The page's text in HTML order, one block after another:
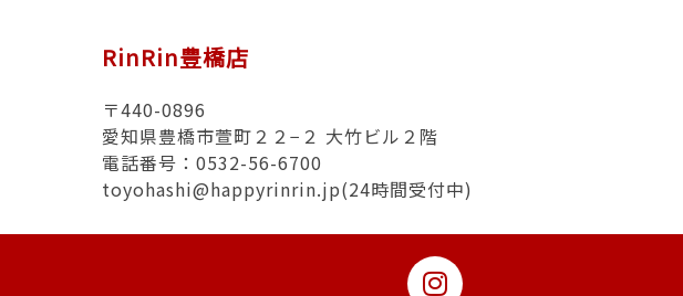
RinRin豊橋店
〒440-0896
愛知県豊橋市萱町２２−２ 大竹ビル２階
電話番号：0532-56-6700
toyohashi@happyrinrin.jp(24時間受付中)